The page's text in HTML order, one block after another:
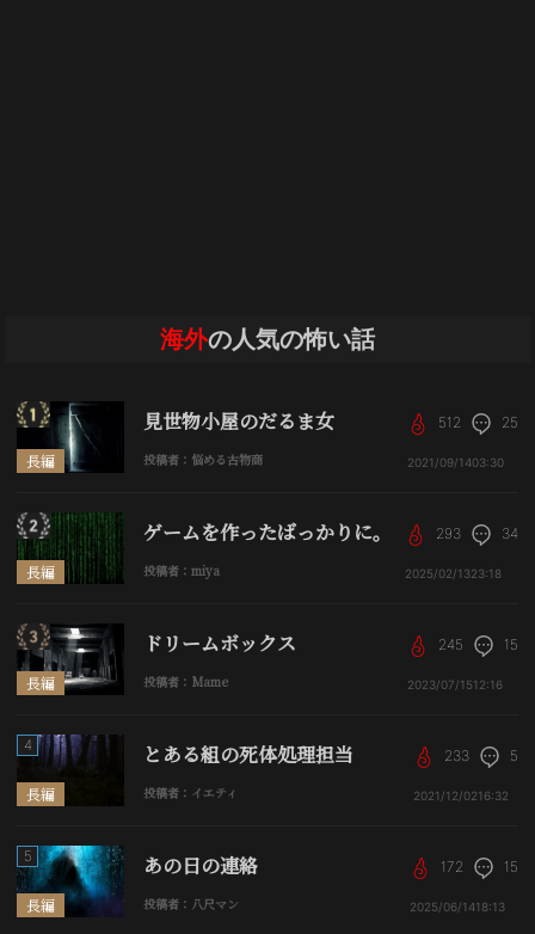
海外の人気の怖い話
長編
見世物小屋のだるま女
投稿者：悩める古物商
512 25
2021/09/1403:30
長編
ゲームを作ったばっかりに。
投稿者：miya
293 34
2025/02/1323:18
長編
ドリームボックス
投稿者：Mame
245 15
2023/07/1512:16
長編
4 とある組の死体処理担当
投稿者：イエティ
233 5
2021/12/0216:32
長編
5 あの日の連絡
投稿者：八尺マン
172 15
2025/06/1418:13